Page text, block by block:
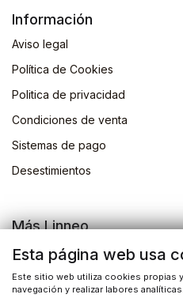
Información
Aviso legal
Política de Cookies
Politica de privacidad
Condiciones de venta
Sistemas de pago
Desestimientos
Más Linneo
Blog
Actividades
Esta página web usa
Este sitio web utiliza cookies propias
navegación y realizar labores